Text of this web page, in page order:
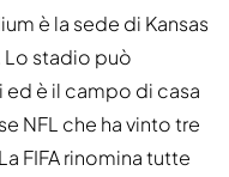
è la sede di Kansas
Lo stadio può
è il campo di casa
NFL che ha vinto tre
FIFA rinomina tutte